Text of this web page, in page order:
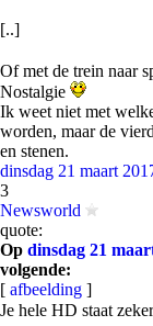
[..]
Of met de trein naar
Nostalgie
Ik weet niet met
worden, maar de
en stenen.
dinsdag 21 maart
3
Newsworld
quote:
Op dinsdag 21
volgende:
[ afbeelding ]
Je hele HD staat